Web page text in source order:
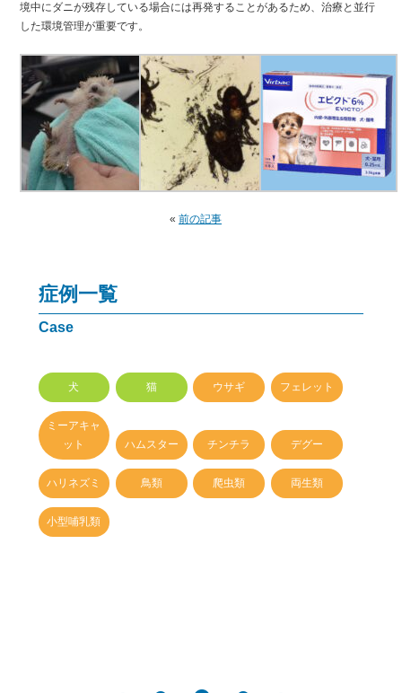
境中にダニが残存している場合には再発することがあるため、治療と並行
した環境管理が重要です。
« 前の記事
症例一覧
Case
犬 猫 ウサギ フェレット
ミーアキャ
ット
ハムスター チンチラ デグー
ハリネズミ 鳥類 爬虫類 両生類
小型哺乳類